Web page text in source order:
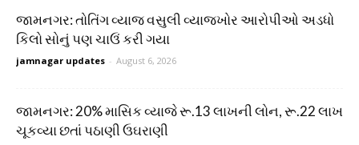
જામનગર: તોતિંગ વ્યાજ વસુલી વ્યાજખોર આરોપીઓ અડધો
કિલો સોનું પણ ચાઉં કરી ગયા
jamnagar updates - August 6, 2026
જામનગર: 20% માસિક વ્યાજે રૂ.13 લાખની લોન, રૂ.22 લાખ
ચૂકવ્યા છતાં પઠાણી ઉઘરાણી